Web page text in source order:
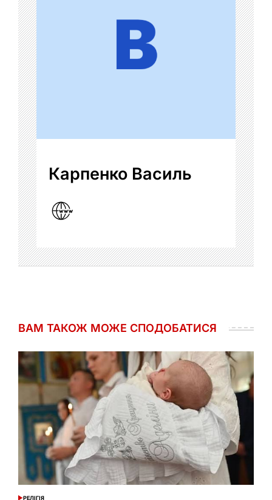
Карпенко Василь
ВАМ ТАКОЖ МОЖЕ СПОДОБАТИСЯ
РЕЛІГІЯ